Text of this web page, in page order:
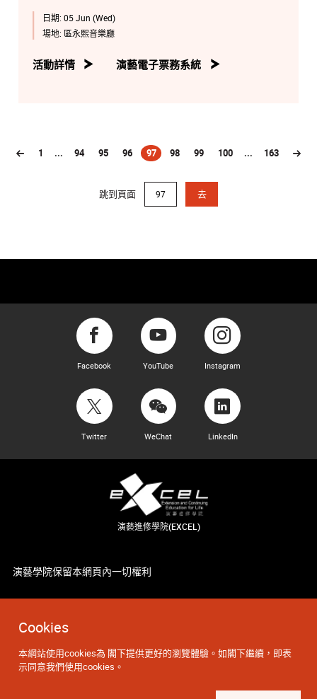
Cookies
本網站使用cookies為 閣下提供更好的瀏覽體驗。如閣下繼續，即表
示同意我們使用cookies。
日期: 05 Jun (Wed)
場地: 區永熙音樂廳
活動詳情 演藝電子票務系統
1 ... 94 95 96 97
(current)
98 99 100 ... 163
跳到頁面 去
Facebook YouTube Instagram
Twitter WeChat LinkedIn
演藝進修學院(EXCEL)
演藝學院保留本網頁內一切權利